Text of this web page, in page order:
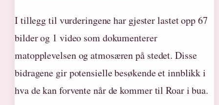
I tillegg til vurderingene har gjester lastet opp 67
bilder og 1 video som dokumenterer
matopplevelsen og atmosæren på stedet. Disse
bidragene gir potensielle besøkende et innblikk i
hva de kan forvente når de kommer til Roar i bua.